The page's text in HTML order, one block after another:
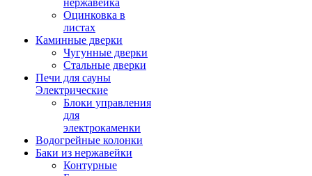
нержавейка
Оцинковка в
листах
Каминные дверки
Чугунные дверки
Стальные дверки
Печи для сауны
Электрические
Блоки управления
для
электрокаменки
Водогрейные колонки
Баки из нержавейки
Контурные